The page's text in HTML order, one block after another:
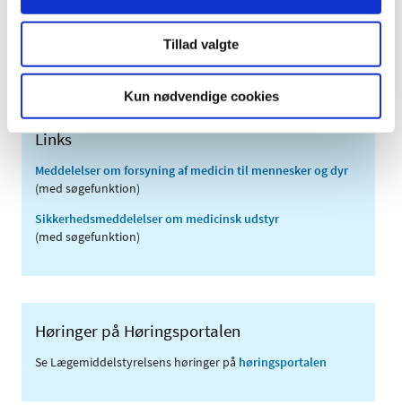
Tillad valgte
Kun nødvendige cookies
2005 (2)
Links
Meddelelser om forsyning af medicin til mennesker og dyr
(med søgefunktion)
Sikkerhedsmeddelelser om medicinsk udstyr
(med søgefunktion)
Høringer på Høringsportalen
Se Lægemiddelstyrelsens høringer på høringsportalen